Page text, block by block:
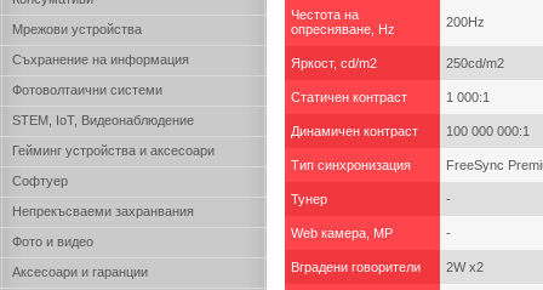
Мрежови устройства
Съхранение на информация
Фотоволтаични системи
STEM, IoT, Видеонаблюдение
Гейминг устройства и аксесоари
Софтуер
Непрекъсваеми захранвания
Фото и видео
Аксесоари и гаранции
Честота на
опресняване, Hz
200Hz
Яркост, cd/m2 250cd/m2
Статичен контраст 1 000:1
Динамичен контраст 100 000 000:1
Тип синхронизация FreeSync
Тунер -
Web камера, MP -
Вградени говорители 2W x2